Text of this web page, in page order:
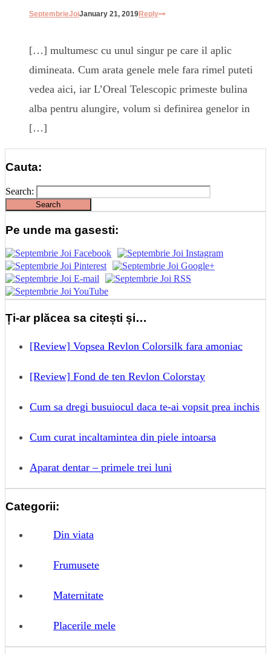
SeptembrieJoiJanuary 21, 2019Reply
[…] multumesc cu unul singur pe care il aplic
dimineata. Cum arata genele mele fara rimel puteti
vedea aici, iar L’Oreal Telescopic primeste bulina
alba pentru alungire, volum si definirea genelor in
[…]
Cauta:
Search:
Pe unde ma gasesti:
Ți-ar plăcea sa citești și…
[Review] Vopsea Revlon Colorsilk fara amoniac
[Review] Fond de ten Revlon Colorstay
Cum sa dregi busuiocul daca te-ai vopsit prea inchis
Cum curat incaltamintea din piele intoarsa
Aparat dentar – primele trei luni
Categorii:
Din viata
Frumusete
Maternitate
Placerile mele